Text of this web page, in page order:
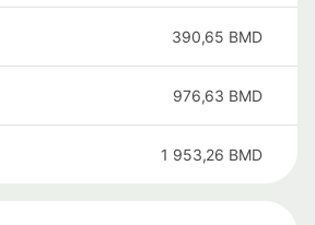
390,65 BMD
976,63 BMD
1 953,26 BMD